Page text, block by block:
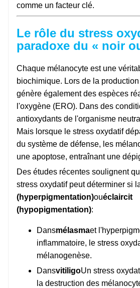
comme un facteur clé.
Le rôle du stress
paradoxe du « noir
Chaque mélanocyte est une
biochimique. Lors de la
génère également des espèces
l'oxygène (ERO). Dans des
antioxydants de l'organisme
Mais lorsque le stress oxydatif
du système de défense, les
une apoptose, entraînant une
Des études récentes soulignent
stress oxydatif peut déterminer si
(hyperpigmentation)ouéclaircit
(hypopigmentation):
Dansmélasmaet
inflammatoire, le stress
mélanogenèse.
DansvitiligoUn stress
la destruction des